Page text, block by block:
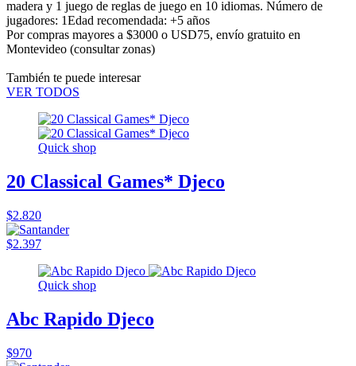
madera y 1 juego de reglas de juego en 10 idiomas. Número de
jugadores: 1Edad recomendada: +5 años
Por compras mayores a $3000 o USD75, envío gratuito en
Montevideo (consultar zonas)
También te puede interesar
VER TODOS
Quick shop
20 Classical Games* Djeco
$2.820
$2.397
Quick shop
Abc Rapido Djeco
$970